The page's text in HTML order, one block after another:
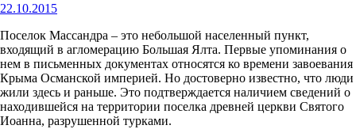
22.10.2015
Поселок Массандра – это небольшой населенный пункт,
входящий в агломерацию Большая Ялта. Первые упоминания о
нем в письменных документах относятся ко времени завоевания
Крыма Османской империей. Но достоверно известно, что люди
жили здесь и раньше. Это подтверждается наличием сведений о
находившейся на территории поселка древней церкви Святого
Иоанна, разрушенной турками.